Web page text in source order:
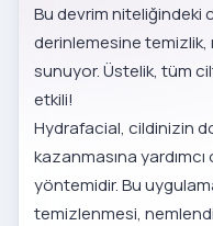
Bu devrim niteliğindeki
derinlemesine
sunuyor. Üstelik, tüm
etkili!
Hydrafacial, cildinizin
kazanmasına
yöntemidir. Bu
temizlenmesi,